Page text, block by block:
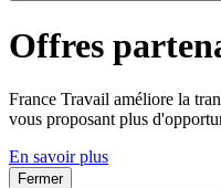
Offres
France Travail améliore la
vous proposant plus
En savoir plus
Fermer